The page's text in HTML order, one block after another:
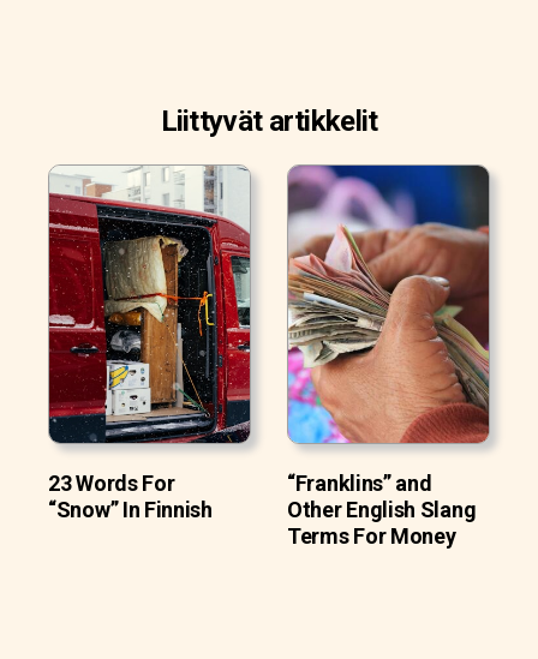
Liittyvät artikkelit
23 Words For
“Snow” In Finnish
“Franklins” and
Other English Slang
Terms For Money